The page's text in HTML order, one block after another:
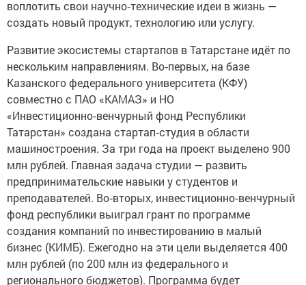
воплотить свои научно‑технические идеи в жизнь —
создать новый продукт, технологию или услугу.
Развитие экосистемы стартапов в Татарстане идёт по
нескольким направлениям. Во‑первых, на базе
Казанского федерального университета (КФУ)
совместно с ПАО «КАМАЗ» и НО
«Инвестиционно‑венчурный фонд Республики
Татарстан» создана стартап‑студия в области
машиностроения. За три года на проект выделено 900
млн рублей. Главная задача студии — развить
предпринимательские навыки у студентов и
преподавателей. Во‑вторых, инвестиционно‑венчурный
фонд республики выиграл грант по программе
создания компаний по инвестированию в малый
бизнес (КИМБ). Ежегодно на эти цели выделяется 400
млн рублей (по 200 млн из федерального и
регионального бюджетов). Программа будет